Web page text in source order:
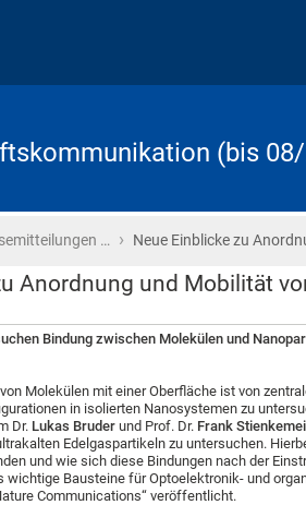
(bis
… › Neue Einblicke zu
Anordnung und Mobilität
Bindung zwischen Molekülen und
Molekülen mit einer Oberfläche ist von
in isolierten Nanosystemen zu
Dr. Lukas Bruder und Prof. Dr. Frank
Edelgaspartikeln zu untersuchen.
und wie sich diese Bindungen nach der
wichtige Bausteine für Optoelektronik- und
Communications“ veröffentlicht.